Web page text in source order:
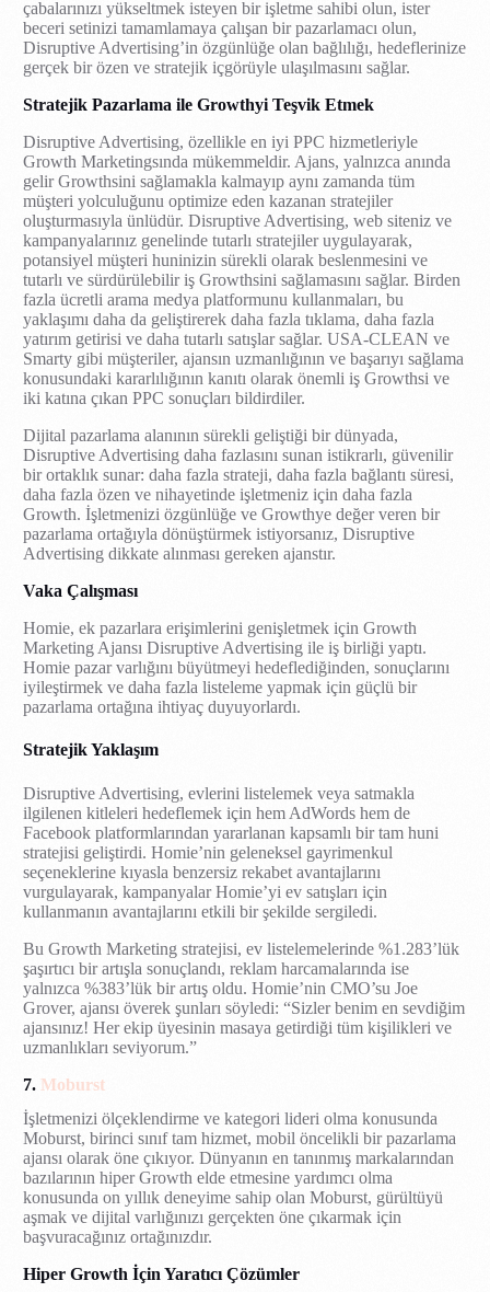
çabalarınızı yükseltmek isteyen bir işletme sahibi olun, ister
beceri setinizi tamamlamaya çalışan bir pazarlamacı olun,
Disruptive Advertising’in özgünlüğe olan bağlılığı, hedeflerinize
gerçek bir özen ve stratejik içgörüyle ulaşılmasını sağlar.
Stratejik Pazarlama ile Growthyi Teşvik Etmek
Disruptive Advertising, özellikle en iyi PPC hizmetleriyle
Growth Marketingsında mükemmeldir. Ajans, yalnızca anında
gelir Growthsini sağlamakla kalmayıp aynı zamanda tüm
müşteri yolculuğunu optimize eden kazanan stratejiler
oluşturmasıyla ünlüdür. Disruptive Advertising, web siteniz ve
kampanyalarınız genelinde tutarlı stratejiler uygulayarak,
potansiyel müşteri huninizin sürekli olarak beslenmesini ve
tutarlı ve sürdürülebilir iş Growthsini sağlamasını sağlar. Birden
fazla ücretli arama medya platformunu kullanmaları, bu
yaklaşımı daha da geliştirerek daha fazla tıklama, daha fazla
yatırım getirisi ve daha tutarlı satışlar sağlar. USA-CLEAN ve
Smarty gibi müşteriler, ajansın uzmanlığının ve başarıyı sağlama
konusundaki kararlılığının kanıtı olarak önemli iş Growthsi ve
iki katına çıkan PPC sonuçları bildirdiler.
Dijital pazarlama alanının sürekli geliştiği bir dünyada,
Disruptive Advertising daha fazlasını sunan istikrarlı, güvenilir
bir ortaklık sunar: daha fazla strateji, daha fazla bağlantı süresi,
daha fazla özen ve nihayetinde işletmeniz için daha fazla
Growth. İşletmenizi özgünlüğe ve Growthye değer veren bir
pazarlama ortağıyla dönüştürmek istiyorsanız, Disruptive
Advertising dikkate alınması gereken ajanstır.
Vaka Çalışması
Homie, ek pazarlara erişimlerini genişletmek için Growth
Marketing Ajansı Disruptive Advertising ile iş birliği yaptı.
Homie pazar varlığını büyütmeyi hedeflediğinden, sonuçlarını
iyileştirmek ve daha fazla listeleme yapmak için güçlü bir
pazarlama ortağına ihtiyaç duyuyorlardı.
Stratejik Yaklaşım
Disruptive Advertising, evlerini listelemek veya satmakla
ilgilenen kitleleri hedeflemek için hem AdWords hem de
Facebook platformlarından yararlanan kapsamlı bir tam huni
stratejisi geliştirdi. Homie’nin geleneksel gayrimenkul
seçeneklerine kıyasla benzersiz rekabet avantajlarını
vurgulayarak, kampanyalar Homie’yi ev satışları için
kullanmanın avantajlarını etkili bir şekilde sergiledi.
Bu Growth Marketing stratejisi, ev listelemelerinde %1.283’lük
şaşırtıcı bir artışla sonuçlandı, reklam harcamalarında ise
yalnızca %383’lük bir artış oldu. Homie’nin CMO’su Joe
Grover, ajansı överek şunları söyledi: “Sizler benim en sevdiğim
ajansınız! Her ekip üyesinin masaya getirdiği tüm kişilikleri ve
uzmanlıkları seviyorum.”
7. Moburst
İşletmenizi ölçeklendirme ve kategori lideri olma konusunda
Moburst, birinci sınıf tam hizmet, mobil öncelikli bir pazarlama
ajansı olarak öne çıkıyor. Dünyanın en tanınmış markalarından
bazılarının hiper Growth elde etmesine yardımcı olma
konusunda on yıllık deneyime sahip olan Moburst, gürültüyü
aşmak ve dijital varlığınızı gerçekten öne çıkarmak için
başvuracağınız ortağınızdır.
Hiper Growth İçin Yaratıcı Çözümler